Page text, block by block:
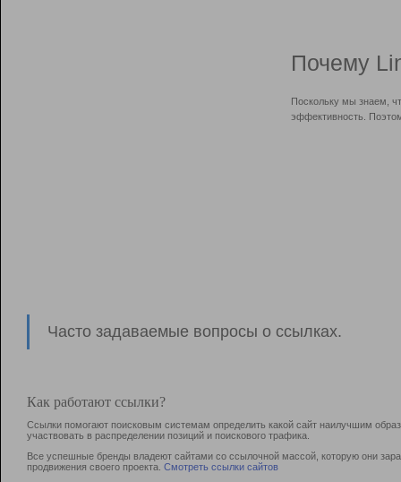
Почему
Поскольку мы знаем,
эффективность.
Часто задаваемые вопросы о ссылках.
Как работают ссылки?
Ссылки помогают поисковым системам определить какой сайт наилучшим
участвовать в раcпределении позиций и поискового трафика.
Все успешные бренды владеют сайтами со ссылочной массой, которую они
продвижения своего проекта. Смотреть ссылки сайтов